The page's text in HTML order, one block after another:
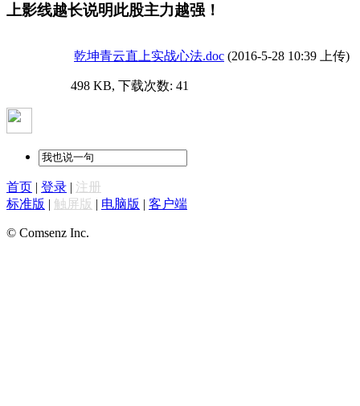
上影线越长说明此股主力越强！
乾坤青云直上实战心法.doc (2016-5-28 10:39 上传)
498 KB, 下载次数: 41
首页 | 登录 | 注册
标准版 | 触屏版 | 电脑版 | 客户端
© Comsenz Inc.